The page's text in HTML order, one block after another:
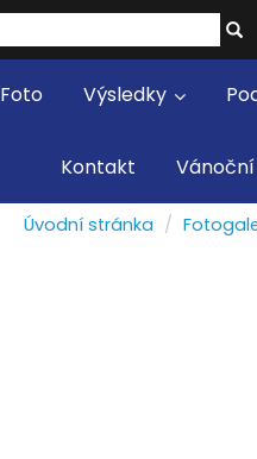
Foto Výsledky
Kontakt Vánoční
Úvodní stránka